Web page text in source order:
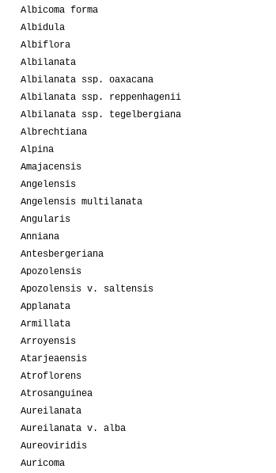
Albicoma forma
Albidula
Albiflora
Albilanata
Albilanata ssp. oaxacana
Albilanata ssp. reppenhagenii
Albilanata ssp. tegelbergiana
Albrechtiana
Alpina
Amajacensis
Angelensis
Angelensis multilanata
Angularis
Anniana
Antesbergeriana
Apozolensis
Apozolensis v. saltensis
Applanata
Armillata
Arroyensis
Atarjeaensis
Atroflorens
Atrosanguinea
Aureilanata
Aureilanata v. alba
Aureoviridis
Auricoma